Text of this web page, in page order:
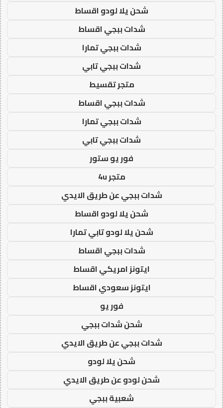
شحن يلا لودو اقساط
شدات ببجي اقساط
شدات ببجي تمارا
شدات ببجي تابي
متجر تقسيط
شدات ببجي اقساط
شدات ببجي تمارا
شدات ببجي تابي
فور يو ستور
متجر 4u
شدات ببجي عن طريق الايدي
شحن يلا لودو اقساط
شحن يلا لودو تابي تمارا
شدات ببجي اقساط
ايتونز امريكي اقساط
ايتونز سعودي اقساط
فور يو
شحن شدات ببجي
شدات ببجي عن طريق الايدي
شحن يلا لودو
شحن لودو عن طريق الايدي
شعبية ببجي